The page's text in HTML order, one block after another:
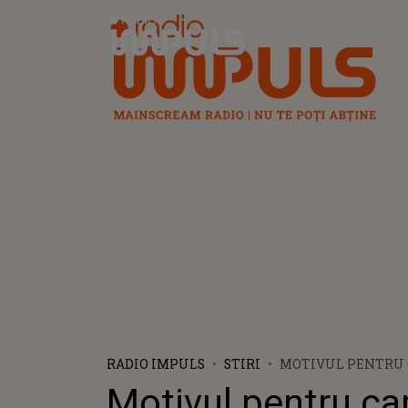
Radio Impuls
RADIO IMPULS STIRI
MOTIVUL PENTRU
APRILIE ANUL